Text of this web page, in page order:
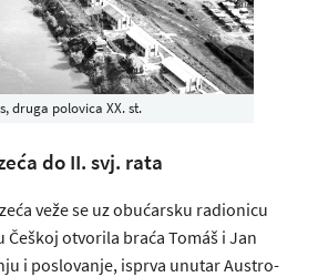
druga polovica XX. st.
do II. svj. rata
veže se uz obućarsku radionicu
Češkoj otvorila braća Tomáš i Jan
i poslovanje, isprva unutar Austro-